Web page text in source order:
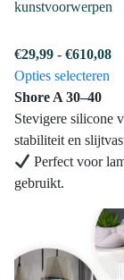
kunstvoorwerpen
€29,99 - €610,08
Opties selecteren
Shore A 30–40
Stevigere silicone
stabiliteit en
Perfect voor
gebruikt.